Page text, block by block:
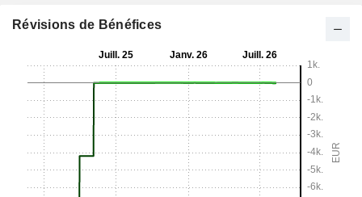
Révisions de Bénéfices